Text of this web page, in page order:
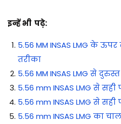
इन्हें भी पढ़े:
5.56 MM INSAS LMG के
तरीका
5.56 MM INSAS LMG से
5.56 mm INSAS LMG से
5.56 mm INSAS LMG से
5.56 mm INSAS LMG का